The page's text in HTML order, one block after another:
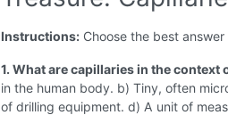
Instructions: Choose the best
1. What are capillaries in the context
in the human body. b) Tiny, often
of drilling equipment. d) A unit of